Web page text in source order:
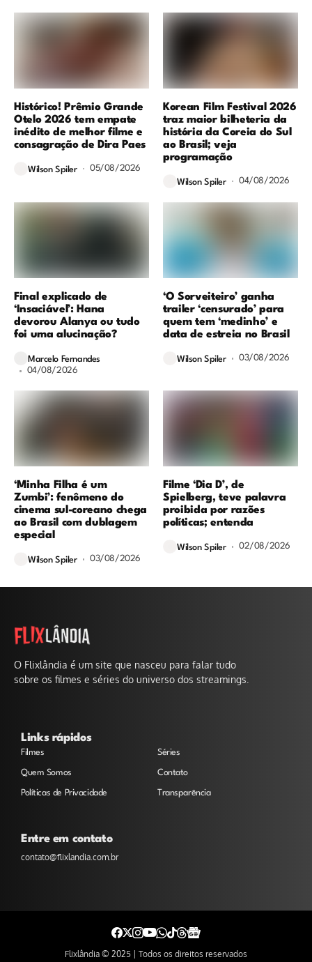
Histórico! Prêmio Grande
Otelo 2026 tem empate
inédito de melhor filme e
consagração de Dira Paes
Wilson Spiler 05/08/2026
Korean Film Festival 2026
traz maior bilheteria da
história da Coreia do Sul
ao Brasil; veja
programação
Wilson Spiler 04/08/2026
Final explicado de
‘Insaciável’: Hana
devorou Alanya ou tudo
foi uma alucinação?
Marcelo Fernandes
04/08/2026
‘O Sorveiteiro’ ganha
trailer ‘censurado’ para
quem tem ‘medinho’ e
data de estreia no Brasil
Wilson Spiler 03/08/2026
‘Minha Filha é um
Zumbi’: fenômeno do
cinema sul-coreano chega
ao Brasil com dublagem
especial
Wilson Spiler 03/08/2026
Filme ‘Dia D’, de
Spielberg, teve palavra
proibida por razões
políticas; entenda
Wilson Spiler 02/08/2026
O Flixlândia é um site que nasceu para falar tudo
sobre os filmes e séries do universo dos streamings.
Links rápidos
Filmes Séries
Quem Somos Contato
Políticas de Privacidade Transparência
Entre em contato
contato@flixlandia.com.br
Flixlândia © 2025 | Todos os direitos reservados